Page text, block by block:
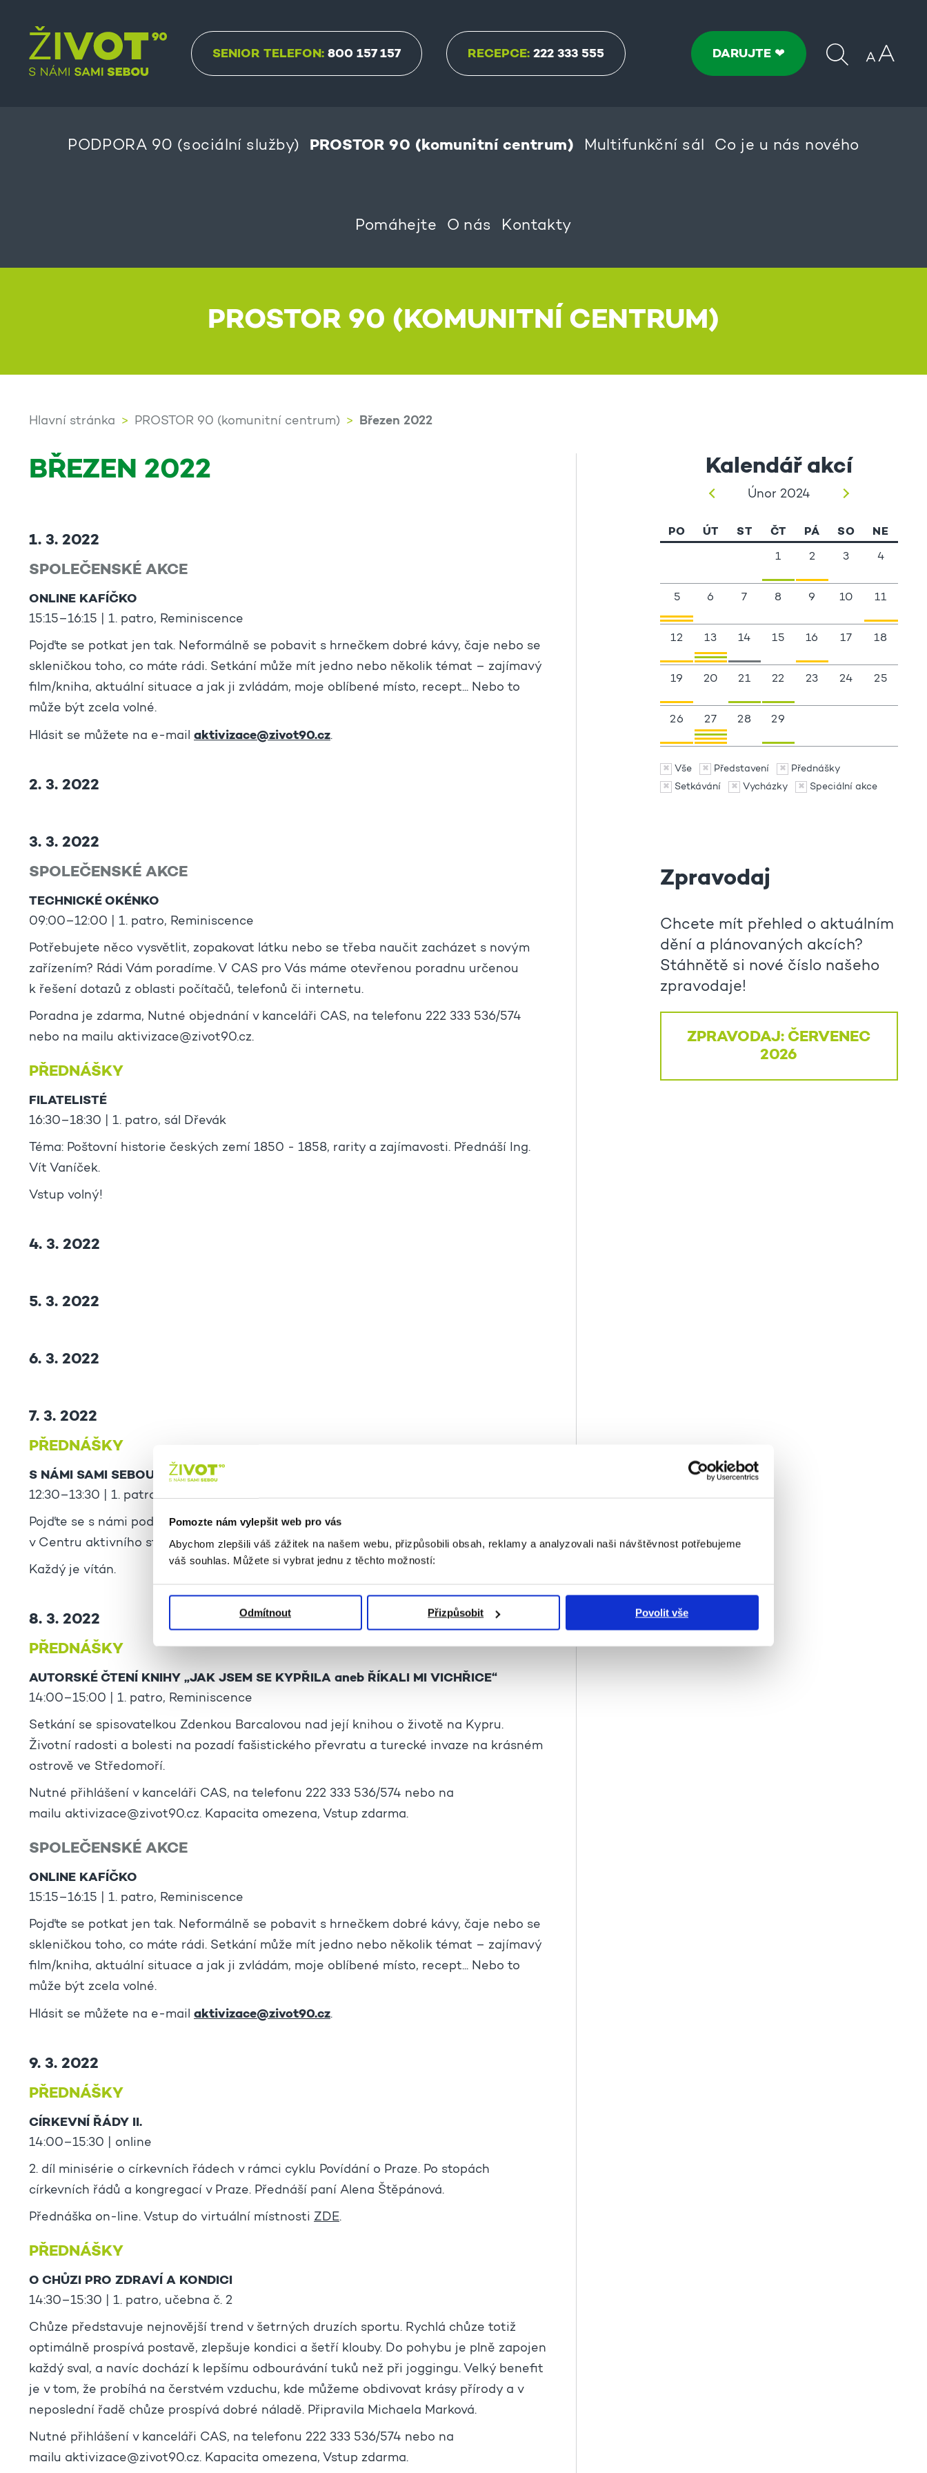
Pomozte nám vylepšit web pro vás
Abychom zlepšili váš zážitek na našem webu, přizpůsobili obsah, reklamy a analyzovali naši návštěvnost potřebujeme
váš souhlas. Můžete si vybrat jednu z těchto možností:
Odmítnout Přizpůsobit Povolit vše
SENIOR TELEFON: 800 157 157 RECEPCE: 222 333 555 DARUJTE ❤
PODPORA 90 (sociální služby) PROSTOR 90 (komunitní centrum) Multifunkční sál Co je u nás nového
Pomáhejte O nás Kontakty
PROSTOR 90 (KOMUNITNÍ CENTRUM)
Hlavní stránka PROSTOR 90 (komunitní centrum) Březen 2022
BŘEZEN 2022
1. 3. 2022
SPOLEČENSKÉ AKCE
ONLINE KAFÍČKO
15:15–16:15 | 1. patro, Reminiscence
Pojďte se potkat jen tak. Neformálně se pobavit s hrnečkem dobré kávy, čaje nebo se
skleničkou toho, co máte rádi. Setkání může mít jedno nebo několik témat – zajímavý
film/kniha, aktuální situace a jak ji zvládám, moje oblíbené místo, recept... Nebo to
může být zcela volné.
Hlásit se můžete na e-mail aktivizace@zivot90.cz.
2. 3. 2022
3. 3. 2022
SPOLEČENSKÉ AKCE
TECHNICKÉ OKÉNKO
09:00–12:00 | 1. patro, Reminiscence
Potřebujete něco vysvětlit, zopakovat látku nebo se třeba naučit zacházet s novým
zařízením? Rádi Vám poradíme. V CAS pro Vás máme otevřenou poradnu určenou
k řešení dotazů z oblasti počítačů, telefonů či internetu.
Poradna je zdarma, Nutné objednání v kanceláři CAS, na telefonu 222 333 536/574
nebo na mailu aktivizace@zivot90.cz.
PŘEDNÁŠKY
FILATELISTÉ
16:30–18:30 | 1. patro, sál Dřevák
Téma: Poštovní historie českých zemí 1850 - 1858, rarity a zajímavosti. Přednáší Ing.
Vít Vaníček.
Vstup volný!
4. 3. 2022
5. 3. 2022
6. 3. 2022
7. 3. 2022
PŘEDNÁŠKY
S NÁMI SAMI SEBOU – PLÁNUJEME SPOLEČNĚ
12:30–13:30 | 1. patro, Ateliér
Pojďte se s námi podílet na dění v ŽIVOTě 90. Zapojte se do plánování programů a akcí
v Centru aktivního stáří. I Váš názor a nápady nás zajímají.
Každý je vítán.
8. 3. 2022
PŘEDNÁŠKY
AUTORSKÉ ČTENÍ KNIHY „JAK JSEM SE KYPŘILA aneb ŘÍKALI MI VICHŘICE“
14:00–15:00 | 1. patro, Reminiscence
Setkání se spisovatelkou Zdenkou Barcalovou nad její knihou o životě na Kypru.
Životní radosti a bolesti na pozadí fašistického převratu a turecké invaze na krásném
ostrově ve Středomoří.
Nutné přihlášení v kanceláři CAS, na telefonu 222 333 536/574 nebo na
mailu aktivizace@zivot90.cz. Kapacita omezena, Vstup zdarma.
SPOLEČENSKÉ AKCE
ONLINE KAFÍČKO
15:15–16:15 | 1. patro, Reminiscence
Pojďte se potkat jen tak. Neformálně se pobavit s hrnečkem dobré kávy, čaje nebo se
skleničkou toho, co máte rádi. Setkání může mít jedno nebo několik témat – zajímavý
film/kniha, aktuální situace a jak ji zvládám, moje oblíbené místo, recept... Nebo to
může být zcela volné.
Hlásit se můžete na e-mail aktivizace@zivot90.cz.
9. 3. 2022
PŘEDNÁŠKY
CÍRKEVNÍ ŘÁDY II.
14:00–15:30 | online
2. díl minisérie o církevních řádech v rámci cyklu Povídání o Praze. Po stopách
církevních řádů a kongregací v Praze. Přednáší paní Alena Štěpánová.
Přednáška on-line. Vstup do virtuální místnosti ZDE.
PŘEDNÁŠKY
O CHŮZI PRO ZDRAVÍ A KONDICI
14:30–15:30 | 1. patro, učebna č. 2
Chůze představuje nejnovější trend v šetrných druzích sportu. Rychlá chůze totiž
optimálně prospívá postavě, zlepšuje kondici a šetří klouby. Do pohybu je plně zapojen
každý sval, a navíc dochází k lepšímu odbourávání tuků než při joggingu. Velký benefit
je v tom, že probíhá na čerstvém vzduchu, kde můžeme obdivovat krásy přírody a v
neposlední řadě chůze prospívá dobré náladě. Připravila Michaela Marková.
Nutné přihlášení v kanceláři CAS, na telefonu 222 333 536/574 nebo na
mailu aktivizace@zivot90.cz. Kapacita omezena, Vstup zdarma.
Kalendář akcí
Únor 2024
PO ÚT ST ČT PÁ SO NE
1 2 3 4
5 6 7 8 9 10 11
12 13 14 15 16 17 18
19 20 21 22 23 24 25
26 27 28 29
Vše Představení
Přednášky
Setkávání
Vycházky Speciální akce
Zpravodaj
Chcete mít přehled o aktuálním
dění a plánovaných akcích?
Stáhnětě si nové číslo našeho
zpravodaje!
ZPRAVODAJ: ČERVENEC
2026